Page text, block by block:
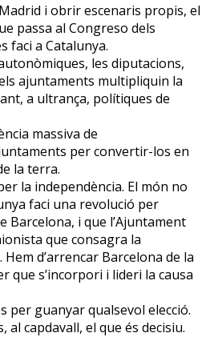
i obrir escenaris propis, el
passa al Congreso dels
faci a Catalunya.
les diputacions,
ajuntaments multipliquin la
a ultrança, polítiques de
massiva de
per convertir-los en
la terra.
la independència. El món no
faci una revolució per
Barcelona, i que l’Ajuntament
que consagra la
d’arrencar Barcelona de la
que s’incorpori i lideri la causa
per guanyar qualsevol elecció.
al capdavall, el que és decisiu.